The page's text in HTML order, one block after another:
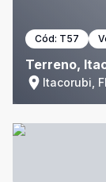
Cód: T57
Terreno,
Itacorubi,